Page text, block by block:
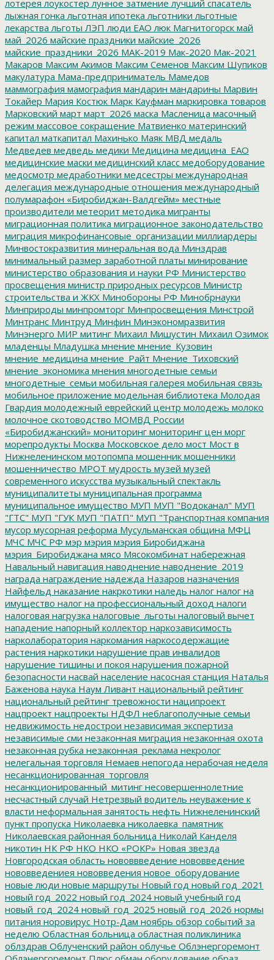
лотерея лоукостер лунное затмение лучший спасатель
лыжная гонка льготная ипотека льготники льготные
лекарства льготы ЛЭП люди ЕАО люк Магнитогорск май
май_2026 майские праздники майские_2026
майские_праздники_2026 МАК-2019 Мак-2020 Мак-2021
Макаров Максим Акимов Максим Семенов Максим Шупиков
макулатура Мама-предприниматель Мамедов
маммография мамография мандарин мандарины Марвин
Токайер Мария Костюк Марк Кауфман маркировка товаров
Марковский март март_2026 маска Масленица масочный
режим массовое сокращение Матвиенко материнский
капитал маткапитал Махинько Маяк МВД медаль
Медведев медведь медики Медицина медицина_ЕАО
медицинские маски медицинский класс медоборудование
медосмотр медработники медсестры международная
делегация международные отношения международный
полумарафон «Биробиджан-Валдгейм» местные
производители метеорит методика мигранты
миграционная политика миграционное законодательство
миграция микрофинансовые_организации миллиардеры
Минвостокразвития минеральная вода Минздрав
минимальный размер заработной платы минирование
министерство образования и науки РФ Министерство
просвещения министр природных ресурсов Министр
строительства и ЖКХ Минобороны РФ Минобрнауки
Минприроды минпромторг Минпросвещения Минстрой
Минтранс Минтруд Минфин Минэкономразвития
Минэнерго МИР митинг Михаил Мишустин Михаил Озимок
младенцы Младушка мнение мнение_Кузовин
мнение_медицина мнение_Райт Мнение_Тиховский
мнение_экономика мнения многодетные семьи
многодетные_семьи мобильная галерея мобильная связь
мобильное приложение модельная библиотека Молодая
Гвардия молодежный еврейский центр молодежь молоко
молочное скотоводство МОМВД России
«Биробиджанский» мониторинг мониторинг цен морг
морепродукты Москва Московское дело мост Мост в
Нижнеленинском мотопомпа мошенник мошенники
мошенничество МРОТ мудрость музей музей
современного искусства музыкальный спектакль
муниципалитеты муниципальная программа
муниципальное имущество МУП МУП "Водоканал" МУП
"ГТС" МУП "ГУК МУП "ПАТП" МУП "Транспортная компания
мусор мусорная реформа Мусульманская община МФЦ
МЧС МЧС РФ мэр мэрия мэрия Биробиджана
мэрия_Биробиджана мясо Мясокомбинат набережная
Навальный навигация наводнение наводнение_2019
награда награждение надежда Назаров назначения
Найфельд наказание накркотики наледь налог налог на
имущество налог на профессиональный доход налоги
налоговая нагрузка налоговые_льготы налоговый вычет
нападение напорный коллектор наркозависимость
нарколаборатория наркомания наркосодержащие
растения наркотики нарушение прав инвалидов
нарушение тишины и покоя нарушения пожарной
безопасности насвай население насосная станция Наталья
Баженова наука Наум Ливант национальный рейтинг
национальный рейтинг тревожности наципроект
нацпроект нацпроекты НДФЛ неблагополучные семьи
недвижимость недострои независимая экспертиза
независимые сми незаконная миграция незаконная охота
незаконная рубка незаконная_реклама некролог
нелегальная торговля Немаев непогода нерабочая неделя
несанкционированная_торговля
несанкционированный_митинг несовершеннолетние
несчастный случай Нетрезвый водитель неуважение к
власти неформальная занятость нефть Нижнеленинский
пункт пропуска Николаевка николаевка_памятник
Николаевская районная больница Николай Канделя
никотин НК РФ НКО НКО «РОКР» Новая звезда
Новгородская область нововвведение нововведение
нововведениея нововведения новое_оборудование
новые люди новые маршруты Новый год новый год_2021
новый год_2022 новый год_2024 новый учебный год
новый_год_2024 новый_год_2025 новый_год_2026 нормы
питания норовирус Нотр-Дам ноябрь обзор событий за
неделю Областная больница областная поликлиника
облздрав Облученский район облучье Облэнергоремонт